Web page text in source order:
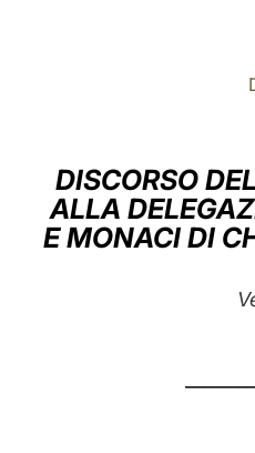
DISCORSO
ALLA
E MONACI DI